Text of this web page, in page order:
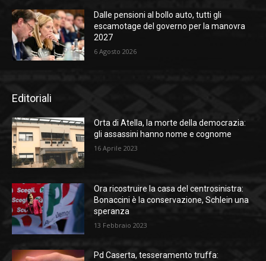
Dalle pensioni al bollo auto, tutti gli
escamotage del governo per la manovra
2027
6 Agosto 2026
Editoriali
Orta di Atella, la morte della democrazia:
gli assassini hanno nome e cognome
16 Aprile 2023
Ora ricostruire la casa del centrosinistra:
Bonaccini è la conservazione, Schlein una
speranza
13 Febbraio 2023
Pd Caserta, tesseramento truffa: